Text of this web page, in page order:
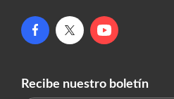
Recibe nuestro boletín